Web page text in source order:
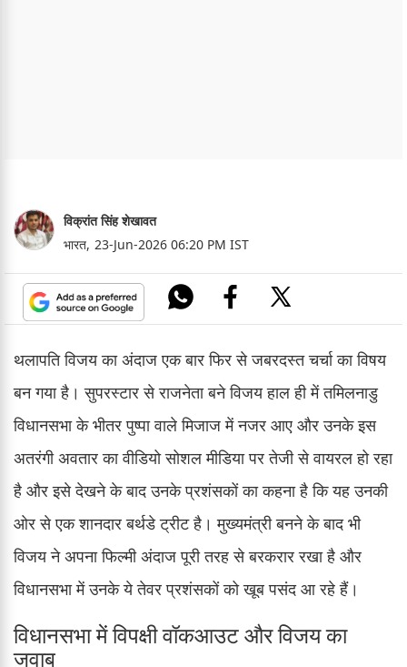
विक्रांत सिंह शेखावत
भारत, 23-Jun-2026 06:20 PM IST
थलापति विजय का अंदाज एक बार फिर से जबरदस्त चर्चा का विषय
बन गया है। सुपरस्टार से राजनेता बने विजय हाल ही में तमिलनाडु
विधानसभा के भीतर पुष्पा वाले मिजाज में नजर आए और उनके इस
अतरंगी अवतार का वीडियो सोशल मीडिया पर तेजी से वायरल हो रहा
है और इसे देखने के बाद उनके प्रशंसकों का कहना है कि यह उनकी
ओर से एक शानदार बर्थडे ट्रीट है। मुख्यमंत्री बनने के बाद भी
विजय ने अपना फिल्मी अंदाज पूरी तरह से बरकरार रखा है और
विधानसभा में उनके ये तेवर प्रशंसकों को खूब पसंद आ रहे हैं।
विधानसभा में विपक्षी वॉकआउट और विजय का
जवाब